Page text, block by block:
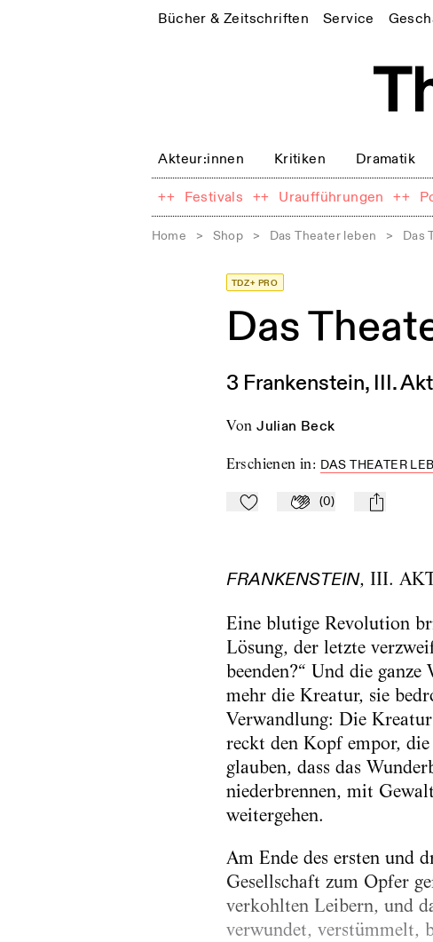
Bücher & Zeitschriften Service
Akteur:innen Kritiken Dramatik
++ Festivals ++ Uraufführungen ++
Home > Shop > Das Theater leben > Das
TDZ+ PRO
Das
3 Frankenstein, III. Akt
von Julian Beck
Erschienen in: DAS THEATER
Zu Mein-TdZ hinzufügen
Applaudieren
(0) mail
FRANKENSTEIN, III.
Eine blutige Revolution
Lösung, der letzte
beenden?“ Und die
mehr die Kreatur, sie
Verwandlung: Die
reckt den Kopf empor,
glauben, dass das
niederbrennen, mit
weitergehen.
Am Ende des ersten und
Gesellschaft zum Opfer
verkohlten Leibern, und
verwundet, verstümmelt,